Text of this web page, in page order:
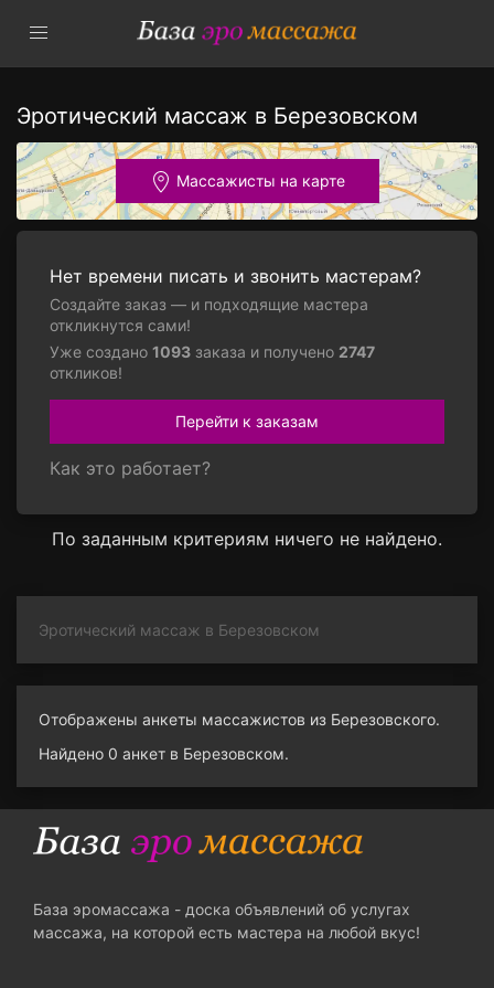
Эротический массаж в Березовском
Массажисты на карте
Нет времени писать и звонить мастерам?
Создайте заказ — и подходящие мастера
откликнутся сами!
Уже создано 1093 заказа и получено 2747
откликов!
Перейти к заказам
Как это работает?
По заданным критериям ничего не найдено.
Эротический массаж в Березовском
Отображены анкеты массажистов из Березовского.
Найдено 0 анкет в Березовском.
База эромассажа - доска объявлений об услугах
массажа, на которой есть мастера на любой вкус!